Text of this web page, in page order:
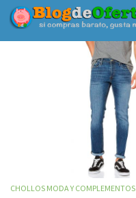
Debajo del contenido
CHOLLOS MODA Y COMPLEMENTOS